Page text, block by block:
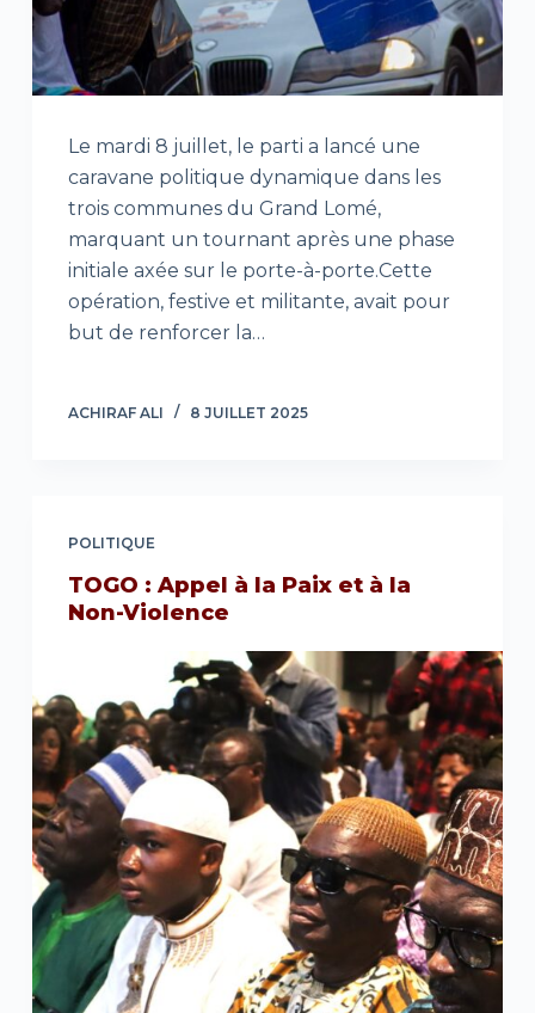
Le mardi 8 juillet, le parti a lancé une
caravane politique dynamique dans les
trois communes du Grand Lomé,
marquant un tournant après une phase
initiale axée sur le porte-à-porte.Cette
opération, festive et militante, avait pour
but de renforcer la…
ACHIRAF ALI 8 JUILLET 2025
POLITIQUE
TOGO : Appel à la Paix et à la
Non-Violence